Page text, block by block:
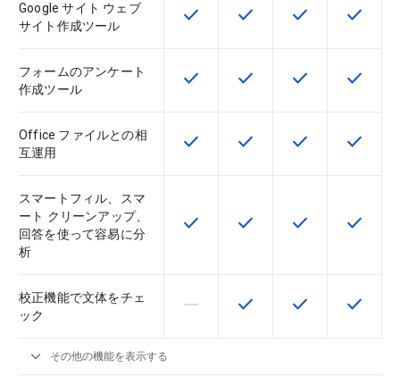
Google サイト ウェブ
サイト作成ツール
この機能は該当の SKU で利用で
check この機能は該当の SKU
check この機能は該当
check この機
check
フォームのアンケート
作成ツール
この機能は該当の SKU で利用で
check この機能は該当の SKU
check この機能は該当
check この機
check
Office ファイルとの相
互運用
この機能は該当の SKU で利用で
check この機能は該当の SKU
check この機能は該当
check この機
check
スマートフィル、スマ
ート クリーンアップ、
回答を使って容易に分
析
この機能は該当の SKU で利用で
check この機能は該当の SKU
check この機能は該当
check この機
check
校正機能で文体をチェ
ック
この機能は該当の SKU でサポー
horizontal_rule この機能は該当の SKU
check この機能は該当
check この機
check
expand_more その他の機能を表示する